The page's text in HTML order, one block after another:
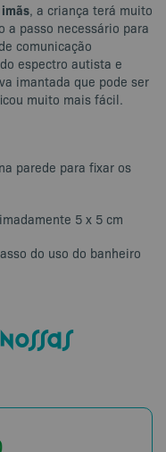
, a criança terá muito
a passo necessário para
comunicação
espectro autista e
imantada que pode ser
muito mais fácil.
parede para fixar os
5 x 5 cm
do uso do banheiro